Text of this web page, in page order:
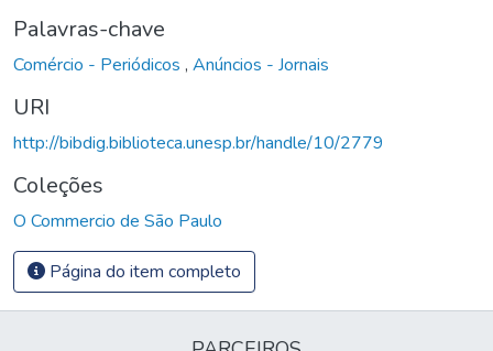
Palavras-chave
Comércio - Periódicos , Anúncios - Jornais
URI
http://bibdig.biblioteca.unesp.br/handle/10/2779
Coleções
O Commercio de São Paulo
Página do item completo